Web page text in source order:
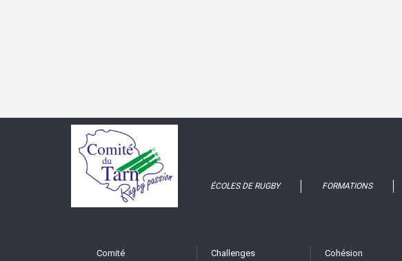
ÉCOLES DE RUGBY FORMATIONS
Comité
Challenges
Cohésion